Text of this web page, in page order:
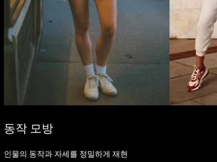
동작 모방
인물의 동작과 자세를 정밀하게 재현